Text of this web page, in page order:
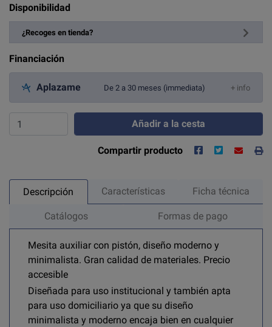
Disponibilidad
¿Recoges en tienda?
Financiación
Aplazame De 2 a 30 meses (immediata) + info
Añadir a la cesta
Compartir producto
Descripción Características Ficha técnica
Catálogos Formas de pago
Mesita auxiliar con pistón, diseño moderno y
minimalista. Gran calidad de materiales. Precio
accesible
Diseñada para uso institucional y también apta
para uso domiciliario ya que su diseño
minimalista y moderno encaja bien en cualquier